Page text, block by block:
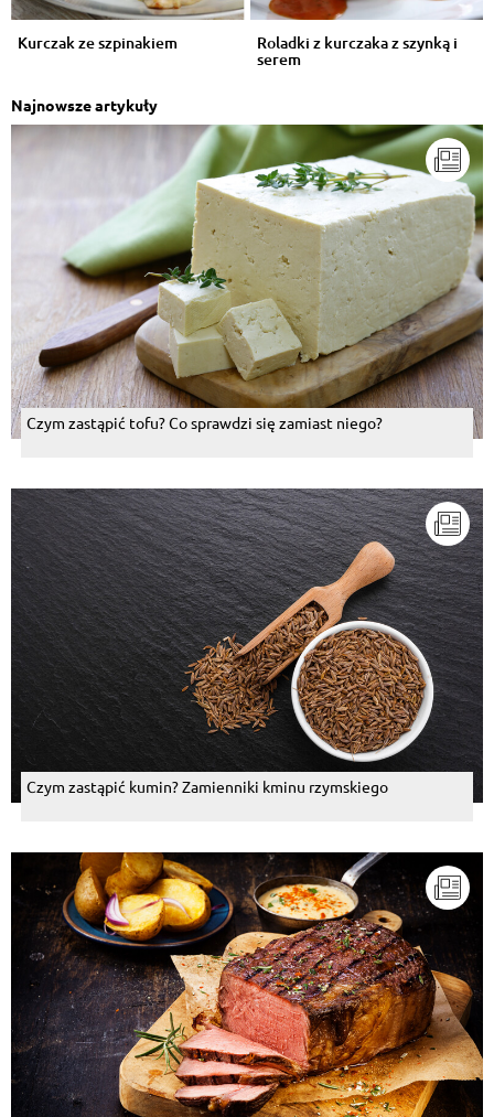
adam adam , 18.02.2016
Kurczak ze szpinakiem Roladki z kurczaka z szynką i
serem
Najnowsze artykuły
Czym zastąpić tofu? Co sprawdzi się zamiast niego?
Czym zastąpić kumin? Zamienniki kminu rzymskiego